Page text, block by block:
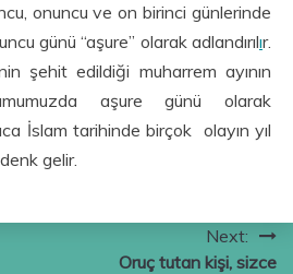
onuncu ve on birinci günlerinde
günü “aşure” olarak adlandırılır.
şehit edildiği muharrem ayının
aşure günü olarak
İslam tarihinde birçok olayın yıl
gelir.
Next:
Oruç tutan kişi, sizce